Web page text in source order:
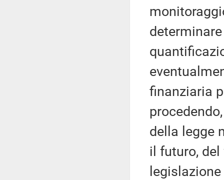
finanziaria
della legge
il futuro,